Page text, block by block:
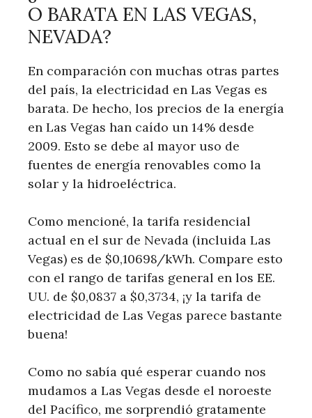
O BARATA EN LAS VEGAS,
NEVADA?
En comparación con muchas otras partes
del país, la electricidad en Las Vegas es
barata. De hecho, los precios de la energía
en Las Vegas han caído un 14% desde
2009. Esto se debe al mayor uso de
fuentes de energía renovables como la
solar y la hidroeléctrica.
Como mencioné, la tarifa residencial
actual en el sur de Nevada (incluida Las
Vegas) es de $0,10698/kWh. Compare esto
con el rango de tarifas general en los EE.
UU. de $0,0837 a $0,3734, ¡y la tarifa de
electricidad de Las Vegas parece bastante
buena!
Como no sabía qué esperar cuando nos
mudamos a Las Vegas desde el noroeste
del Pacífico, me sorprendió gratamente